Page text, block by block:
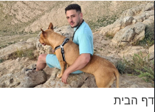
דף הבית